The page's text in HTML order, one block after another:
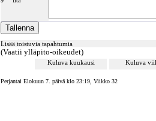
Lisää toistuvia tapahtumia
(Vaatii ylläpito-oikeudet)
Kuluva kuukausi Kuluva
Perjantai Elokuun 7. päivä klo 23:19, Viikko 32